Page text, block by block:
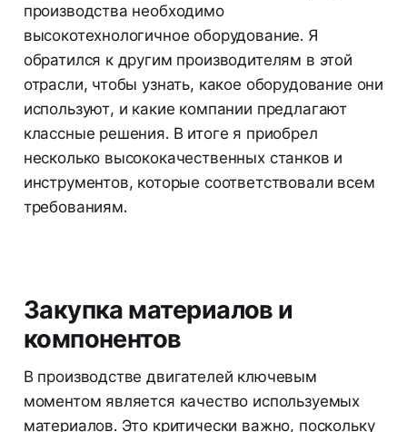
производства необходимо
высокотехнологичное оборудование. Я
обратился к другим производителям в этой
отрасли, чтобы узнать, какое оборудование они
используют, и какие компании предлагают
классные решения. В итоге я приобрел
несколько высококачественных станков и
инструментов, которые соответствовали всем
требованиям.
Закупка материалов и
компонентов
В производстве двигателей ключевым
моментом является качество используемых
материалов. Это критически важно, поскольку